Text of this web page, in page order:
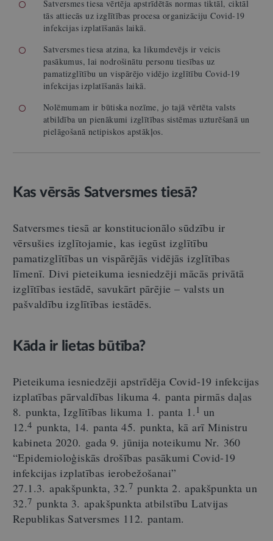
Satversmes tiesa vērtēja apstrīdētās normas tiktāl, ciktāl
tās attiecās uz izglītības procesa organizāciju Covid-19
infekcijas izplatīšanās laikā.
Satversmes tiesa atzina, ka likumdevējs ir veicis
pasākumus, lai nodrošinātu personu tiesības uz
pamatizglītību un vispārējo vidējo izglītību Covid-19
infekcijas izplatīšanās laikā.
Nolēmumam ir būtiska nozīme, jo tajā vērtēta valsts
atbildība un pienākumi izglītības sistēmas uzturēšanā un
pielāgošanā netipiskos apstākļos.
Kas vērsās Satversmes tiesā?
Satversmes tiesā ar konstitucionālo sūdzību ir
vērsušies izglītojamie, kas iegūst izglītību
pamatizglītības un vispārējās vidējās izglītības
līmenī. Divi pieteikuma iesniedzēji mācās privātā
izglītības iestādē, savukārt pārējie – valsts un
pašvaldību izglītības iestādēs.
Kāda ir lietas būtība?
Pieteikuma iesniedzēji apstrīdēja Covid-19 infekcijas
izplatības pārvaldības likuma 4. panta pirmās daļas
8. punkta, Izglītības likuma 1. panta 1. 1 un
12.4 punkta, 14. panta 45. punkta, kā arī Ministru
kabineta 2020. gada 9. jūnija noteikumu Nr. 360
“Epidemioloģiskās drošības pasākumi Covid-19
infekcijas izplatības ierobežošanai”
27.1.3. apakšpunkta, 32.7 punkta 2. apakšpunkta un
32.7 punkta 3. apakšpunkta atbilstību Latvijas
Republikas Satversmes 112. pantam.